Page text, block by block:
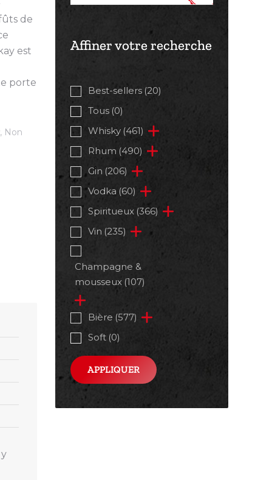
de
est
porte
, Non
Affiner votre recherche
Best-sellers (20)
Tous (0)
Whisky (461)
Rhum (490)
Gin (206)
Vodka (60)
Spiritueux (366)
Vin (235)
Champagne &
mousseux (107)
Bière (577)
Soft (0)
APPLIQUER